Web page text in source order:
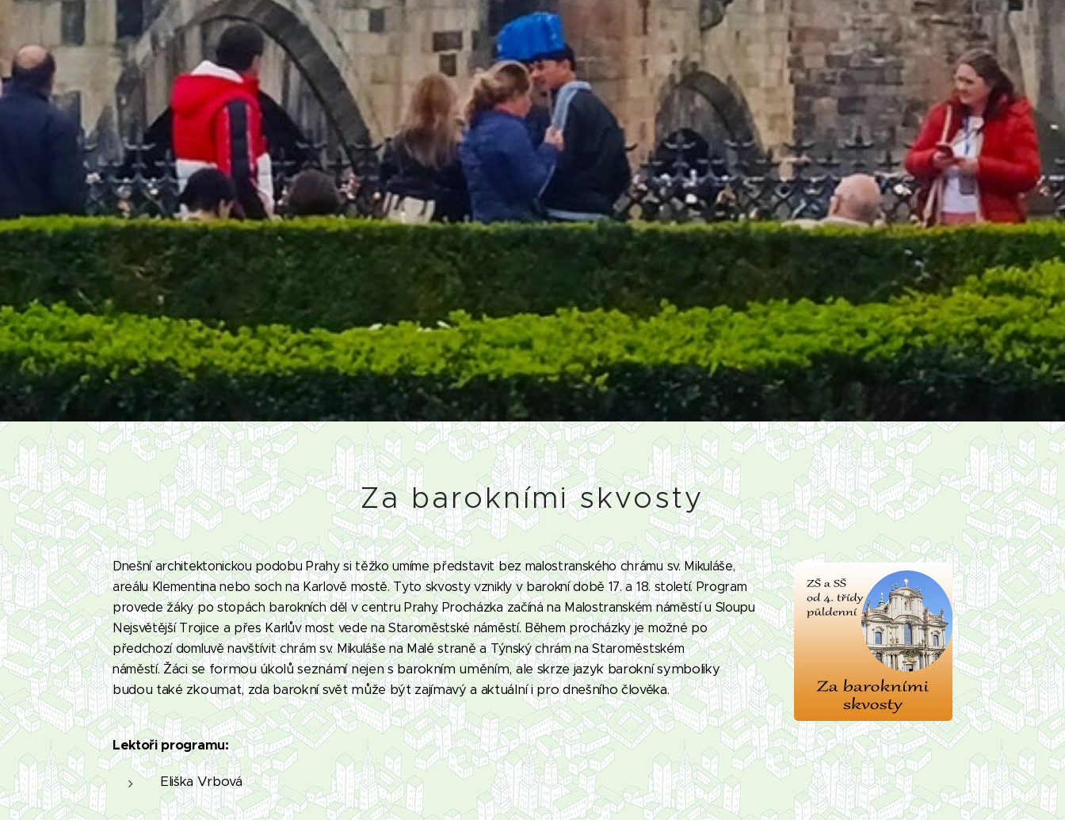
Za barokními skvosty
Dnešní architektonickou podobu Prahy si těžko umíme představit bez malostranského chrámu sv. Mikuláše,
areálu Klementina nebo soch na Karlově mostě. Tyto skvosty vznikly v barokní době 17. a 18. století. Program
provede žáky po stopách barokních děl v centru Prahy. Procházka začíná na Malostranském náměstí u Sloupu
Nejsvětější Trojice a přes Karlův most vede na Staroměstské náměstí. Během procházky je možné po
předchozí domluvě navštívit chrám sv. Mikuláše na Malé straně a Týnský chrám na Staroměstském
náměstí.Žáci se formou úkolů seznámí nejen s barokním uměním, ale skrze jazyk barokní symboliky
budou také zkoumat, zda barokní svět může být zajímavý a aktuální i pro dnešního člověka.
Lektoři programu:
Eliška Vrbová